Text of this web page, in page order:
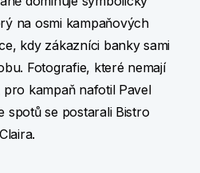
na osmi kampaňových
kdy zákazníci banky sami
Fotografie, které nemají
kampaň nafotil Pavel
spotů se postarali Bistro